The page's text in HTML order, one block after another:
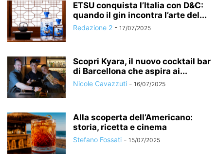
ETSU conquista l’Italia con D&C:
quando il gin incontra l’arte del...
Redazione 2 - 17/07/2025
Scopri Kyara, il nuovo cocktail bar
di Barcellona che aspira ai...
Nicole Cavazzuti - 16/07/2025
Alla scoperta dell’Americano:
storia, ricetta e cinema
Stefano Fossati - 15/07/2025